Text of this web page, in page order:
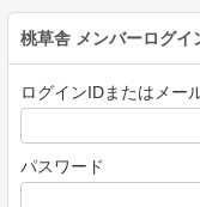
桃草舎 メンバーログイ
ログインIDまたはメー
パスワード